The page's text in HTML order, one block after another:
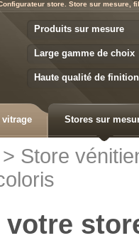
store. Store sur mesure,
Produits sur mesure
Large gamme de choix
Haute qualité de finition
Stores sur
> Store
votre